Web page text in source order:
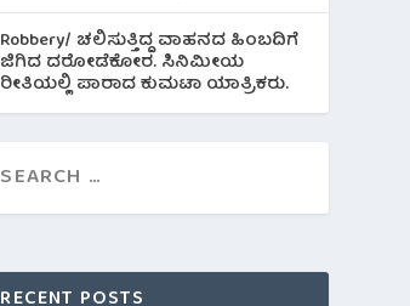
Robbery/ ಚಲಿಸುತ್ತಿದ್ದ ವಾಹನದ ಹಿಂಬದಿಗೆ
ಜಿಗಿದ ದರೋಡೆಕೋರ. ಸಿನಿಮೀಯ
ರೀತಿಯಲ್ಲಿ ಪಾರಾದ ಕುಮಟಾ ಯಾತ್ರಿಕರು.